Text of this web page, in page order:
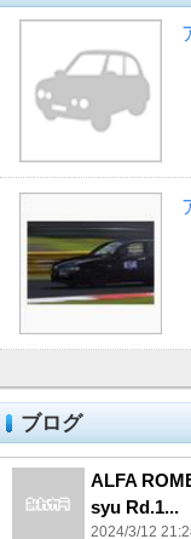
ブログ
ALFA
syu Rd.1...
2024/3/12